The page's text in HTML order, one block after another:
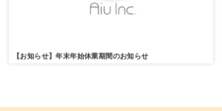
【お知らせ】年末年始休業期間のお知らせ